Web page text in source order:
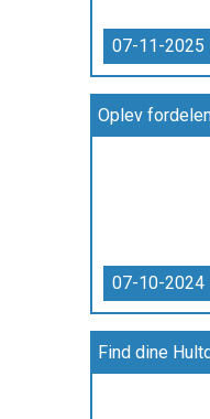
07-11-2025
Oplev
07-10-2024
Find dine